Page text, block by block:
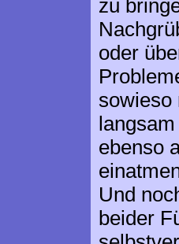
zu
oder
sowieso
ebenso
Und
beider